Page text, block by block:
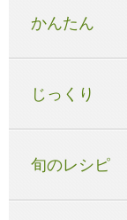
かんたん
じっくり
旬のレシピ